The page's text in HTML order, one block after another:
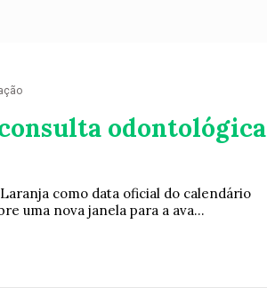
odontológica
como data oficial do calendário
uma nova janela para a ava...